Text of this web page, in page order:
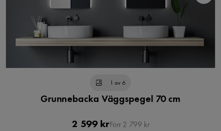
1 av 6
Grunnebacka Väggspegel 70 cm
Pris
2 599 krOriginal
Förr 2 799 kr